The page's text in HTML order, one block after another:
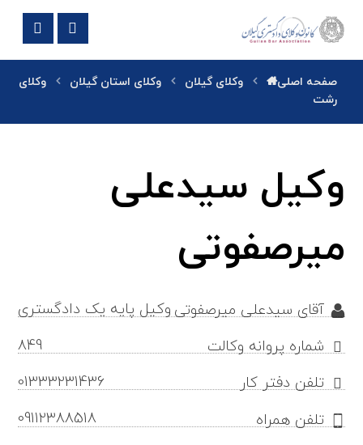
صفحه اصلی وکلای گیلان وکلای استان گیلان
وکلای
رشت
وکیل سیدعلی
میرصفوتی
آقای سیدعلی میرصفوتی وکیل پایه یک دادگستری
شماره پروانه وکالت
849
تلفن دفتر کار
01333231436
تلفن همراه
09112388518